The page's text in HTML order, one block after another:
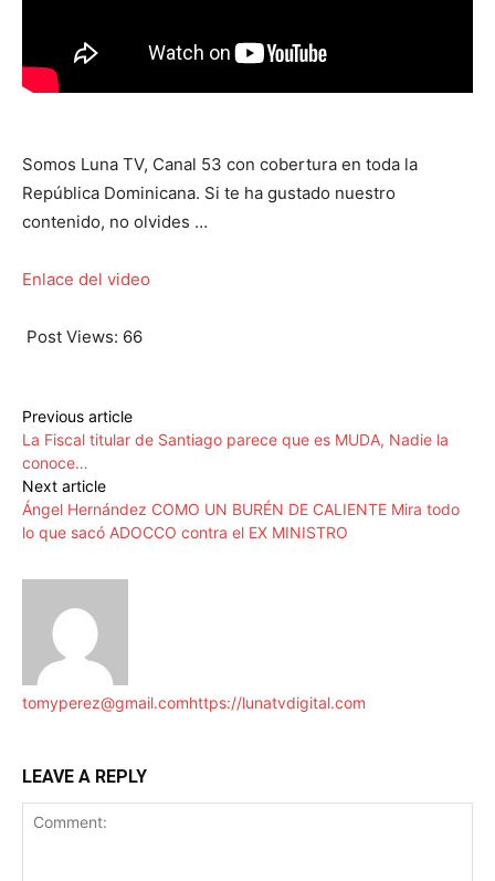
Somos Luna TV, Canal 53 con cobertura en toda la
República Dominicana. Si te ha gustado nuestro
contenido, no olvides …
Enlace del video
Post Views: 66
Previous article
La Fiscal titular de Santiago parece que es MUDA, Nadie la
conoce…
Next article
Ángel Hernández COMO UN BURÉN DE CALIENTE Mira todo
lo que sacó ADOCCO contra el EX MINISTRO
tomyperez@gmail.comhttps://lunatvdigital.com
LEAVE A REPLY